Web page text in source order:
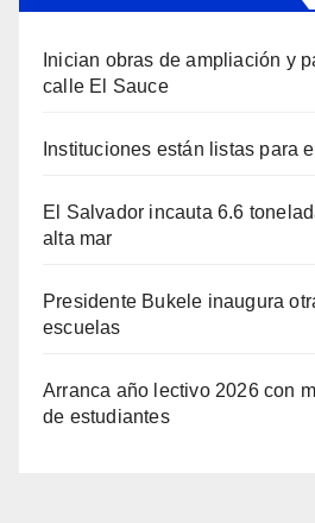
Inician obras de ampliación y
calle El Sauce
Instituciones están listas para
El Salvador incauta 6.6
alta mar
Presidente Bukele inaugura
escuelas
Arranca año lectivo 2026 con
de estudiantes